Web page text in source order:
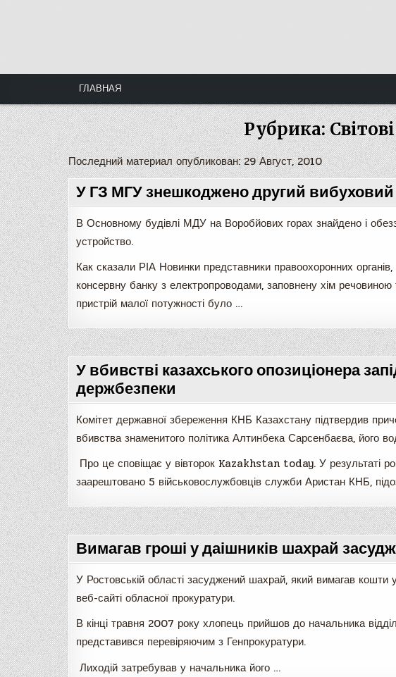
ГЛАВНАЯ
Рубрика: Світові
Последний материал опубликован: 29 Август, 2010
У ГЗ МГУ знешкоджено другий вибуховий
В Основному будівлі МДУ на Воробйових горах знайдено і
устройство.
Как сказали РІА Новинки представники правоохоронних
консервну банку з електропроводами, заповнену хім
пристрій малої потужності було …
У вбивстві казахського опозиціонера
держбезпеки
Комітет державної збереження КНБ Казахстану підтвердив
вбивства знаменитого політика Алтинбека Сарсенбаєва, його
Про це сповіщає у вівторок Kazakhstan today. У результаті
заарештовано 5 військовослужбовців служби Аристан КНБ,
Вимагав гроші у даішників шахрай
У Ростовській області засуджений шахрай, який вимагав
веб-сайті обласної прокуратури.
В кінці травня 2007 року хлопець прийшов до начальника
представився перевіряючим з Генпрокуратури.
Лиходій затребував у начальника його …